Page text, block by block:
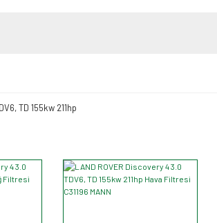
TD 155kw 211hp